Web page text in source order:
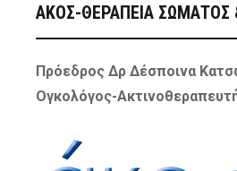
ΑΚΟΣ-ΘΕΡΑΠΕΙΑ ΣΩΜΑΤΟΣ
Πρόεδρος Δρ Δέσποινα
Ογκολόγος-